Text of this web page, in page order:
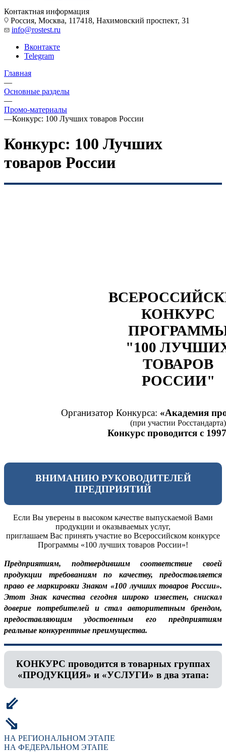
Контактная информация
Россия, Москва, 117418, Нахимовский проспект, 31
info@rostest.ru
Вконтакте
Telegram
Главная
—
Основные разделы
—
Промо-материалы
—Конкурс: 100 Лучших товаров России
Конкурс: 100 Лучших
товаров России
КОНКУРС
"100
ТОВАРОВ
РОССИИ"
Организатор Конкурса: «Академия
(при участии Росстандарта)
Конкурс проводится с
ВНИМАНИЮ РУКОВОДИТЕЛЕЙ
ПРЕДПРИЯТИЙ
Если Вы уверены в высоком качестве выпускаемой Вами
продукции и оказываемых услуг,
приглашаем Вас принять участие во Всероссийском конкурсе
Программы «100 лучших товаров России»!
Предприятиям, подтвердившим соответствие своей
продукции требованиям по качеству, предоставляется
право ее маркировки Знаком «100 лучших товаров России».
Этот Знак качества сегодня широко известен, снискал
доверие потребителей и стал авторитетным брендом,
предоставляющим удостоенным его предприятиям
реальные конкурентные преимущества.
КОНКУРС проводится в товарных группах
«ПРОДУКЦИЯ» и «УСЛУГИ» в два этапа:
⇙
⇘
НА РЕГИОНАЛЬНОМ ЭТАПЕ
НА ФЕДЕРАЛЬНОМ ЭТАПЕ